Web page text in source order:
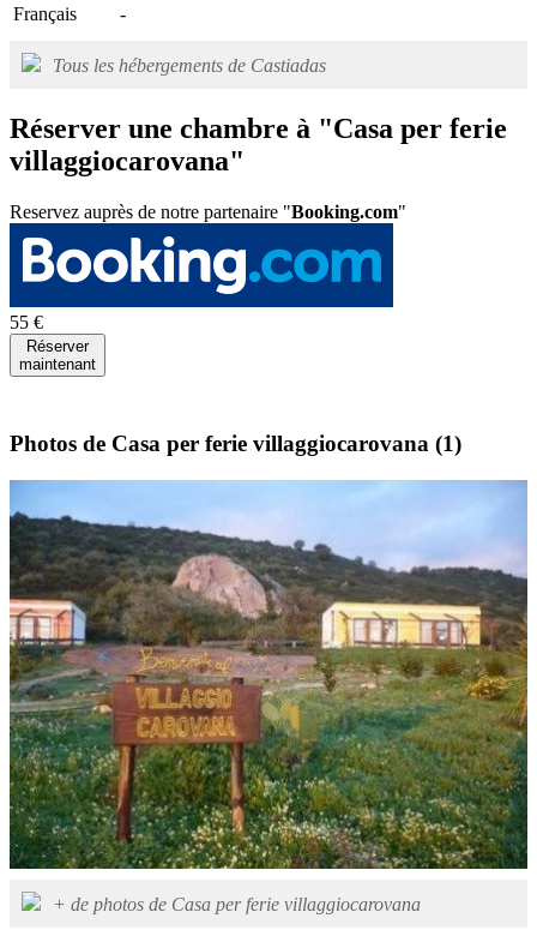
Français
-
Tous les hébergements de Castiadas
Réserver une chambre à "Casa per ferie
villaggiocarovana"
Reservez auprès de notre partenaire "Booking.com"
55 €
Réserver
maintenant
Photos de Casa per ferie villaggiocarovana (1)
+ de photos de Casa per ferie villaggiocarovana